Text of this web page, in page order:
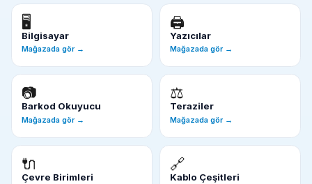
🖥️
Bilgisayar
Mağazada gör →
🖨️
Yazıcılar
Mağazada gör →
📷
Barkod Okuyucu
Mağazada gör →
⚖️
Teraziler
Mağazada gör →
🔌
Çevre Birimleri
🔗
Kablo Çeşitleri